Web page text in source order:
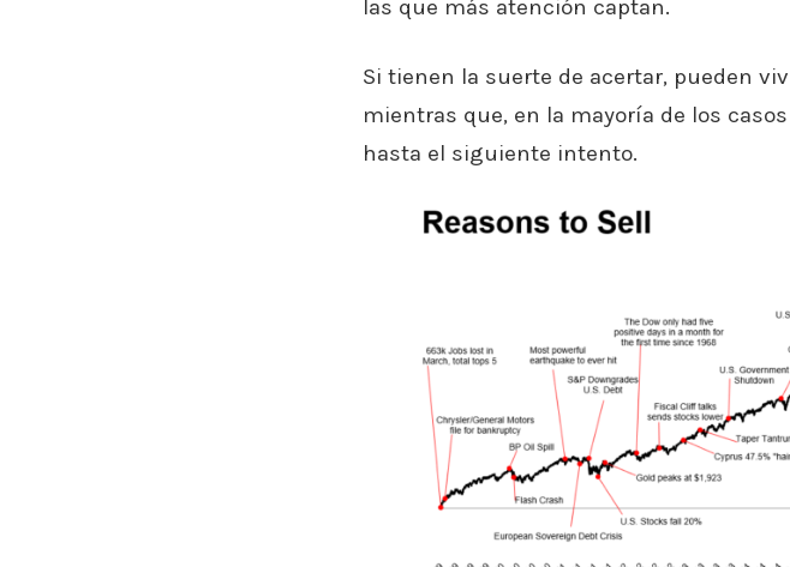
las que más atención captan.
Si tienen la suerte de acertar, pueden
mientras que, en la mayoría de los
hasta el siguiente intento.